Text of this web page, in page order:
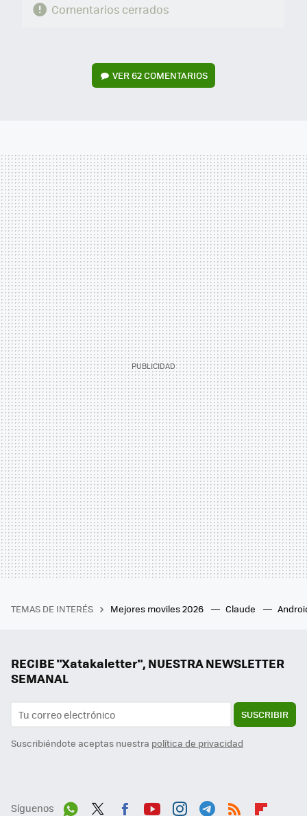
Comentarios cerrados
VER62 COMENTARIOS
TEMAS DE INTERÉS Mejores moviles 2026 Claude
RECIBE "Xatakaletter", NUESTRA NEWSLETTER
SEMANAL
SUSCRIBIR
Suscribiéndote aceptas nuestra política de privacidad
Síguenos